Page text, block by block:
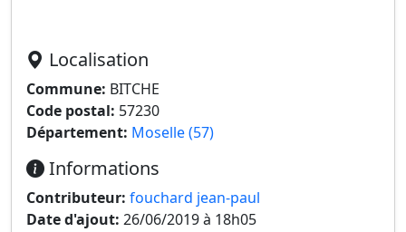
Localisation
Commune: BITCHE
Code postal: 57230
Département: Moselle (57)
Informations
Contributeur: fouchard jean-paul
Date d'ajout: 26/06/2019 à 18h05